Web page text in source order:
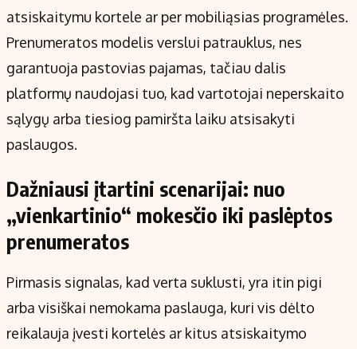
atsiskaitymu kortele ar per mobiliąsias programėles.
Prenumeratos modelis verslui patrauklus, nes
garantuoja pastovias pajamas, tačiau dalis
platformų naudojasi tuo, kad vartotojai neperskaito
sąlygų arba tiesiog pamiršta laiku atsisakyti
paslaugos.
Dažniausi įtartini scenarijai: nuo
„vienkartinio“ mokesčio iki paslėptos
prenumeratos
Pirmasis signalas, kad verta suklusti, yra itin pigi
arba visiškai nemokama paslauga, kuri vis dėlto
reikalauja įvesti kortelės ar kitus atsiskaitymo